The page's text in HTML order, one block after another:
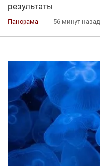
результаты
Панорама 56 минут назад